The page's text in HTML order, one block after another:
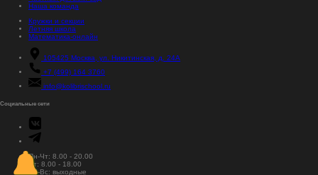
Наша команда
Кружки и секции
Летняя школа
Математика-онлайн
105425 Москва, ул. Никитинская, д. 24А
+7 (499) 164 3760
info@kolibrischool.ru
Социальные сети
Пн-Чт: 8.00 - 20.00
Пт: 8.00 - 18.00
Cб-Вс: выходные